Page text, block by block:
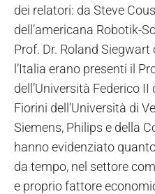
dei relatori: da Steve
dell’americana Robotik-
Prof. Dr. Roland Siegwart
l’Italia erano presenti il
dell’Università Federico
Fiorini dell’Università di
Siemens, Philips e della
hanno evidenziato
da tempo, nel settore
e proprio fattore